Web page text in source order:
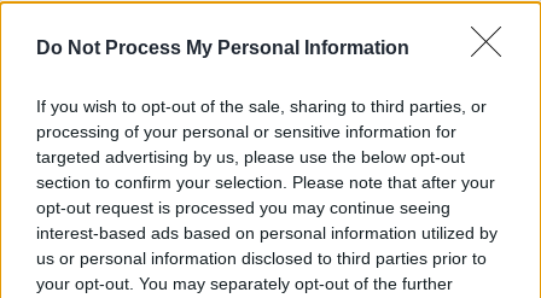
Do Not Process My Personal Information
If you wish to opt-out of the sale, sharing to third parties, or
processing of your personal or sensitive information for
targeted advertising by us, please use the below opt-out
section to confirm your selection. Please note that after your
opt-out request is processed you may continue seeing
interest-based ads based on personal information utilized by
us or personal information disclosed to third parties prior to
your opt-out. You may separately opt-out of the further
PACE (Peia)
Acțiunea Conservatoare (Târziu)
PDF (Lazarus)
PUSL (D. Voiculescu)
PNȚCD (Pavelescu)
PNCR (Terheș)
Partidul Patrioților (Surugiu)